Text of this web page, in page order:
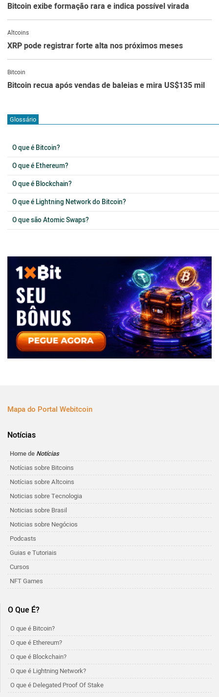
Bitcoin exibe formação rara e indica possível virada
Altcoins
XRP pode registrar forte alta nos próximos meses
Bitcoin
Bitcoin recua após vendas de baleias e mira US$135 mil
Glossário
O que é Bitcoin?
O que é Ethereum?
O que é Blockchain?
O que é Lightning Network do Bitcoin?
O que são Atomic Swaps?
Mapa do Portal Webitcoin
Notícias
Home de Notícias
Notícias sobre Bitcoins
Notícias sobre Altcoins
Noticias sobre Tecnologia
Noticias sobre Brasil
Noticias sobre Negócios
Podcasts
Guias e Tutoriais
Cursos
NFT Games
O Que É?
O que é Bitcoin?
O que é Ethereum?
O que é Blockchain?
O que é Lightning Network?
O que é Delegated Proof Of Stake